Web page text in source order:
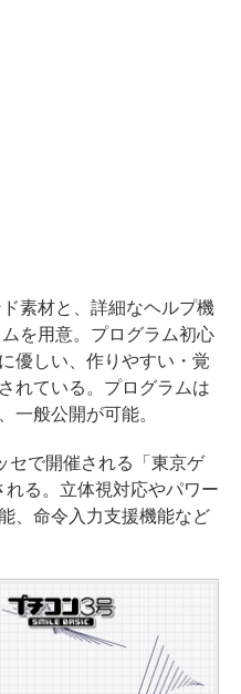
素材と、詳細なヘルプ機
を用意。プログラム初心
優しい、作りやすい・覚
れている。プログラムは
一般公開が可能。
で開催される「東京ゲ
る。立体視対応やパワー
、命令入力支援機能など